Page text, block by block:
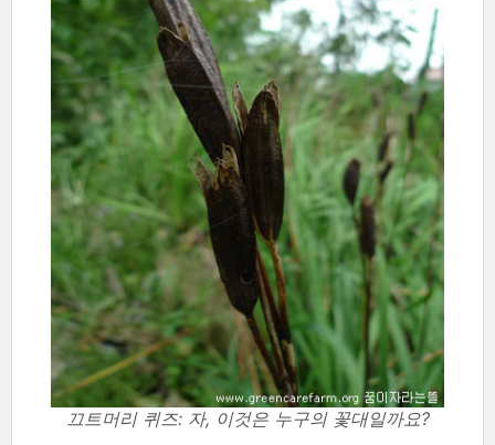
끄트머리 퀴즈: 자, 이것은 누구의 꽃대일까요?